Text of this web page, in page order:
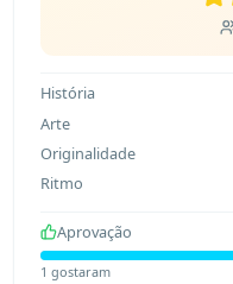
História
Arte
Originalidade
Ritmo
Aprovação
1 gostaram